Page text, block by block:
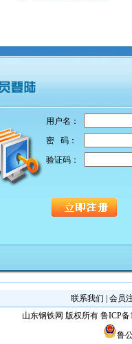
用户名：
密 码：
验证码：
联系我们
会员
山东钢铁网 版权所有 鲁ICP备
鲁